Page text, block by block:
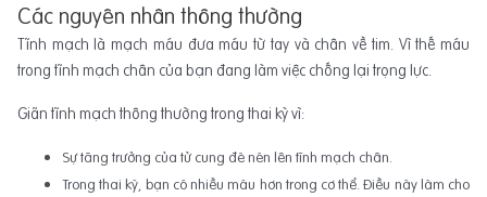
Các nguyên nhân thông thường
Tĩnh mạch là mạch máu đưa máu từ tay và chân về tim. Vì thế máu
trong tĩnh mạch chân của bạn đang làm việc chống lại trọng lực.
Giãn tĩnh mạch thông thường trong thai kỳ vì:
Sự tăng trưởng của tử cung đè nén lên tĩnh mạch chân.
Trong thai kỳ, bạn có nhiều máu hơn trong cơ thể. Điều này làm cho